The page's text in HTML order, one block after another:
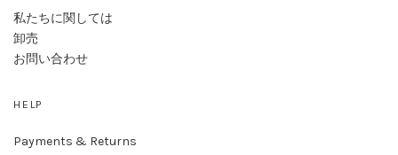
私たちに関しては
卸売
お問い合わせ
HELP
Payments & Returns